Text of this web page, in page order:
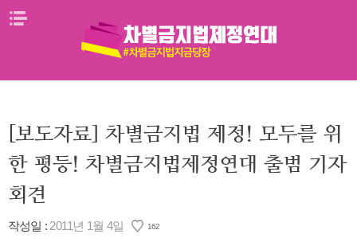
Skip
[보도자료] 차별금지법 제정! 모두를 위
한 평등! 차별금지법제정연대 출범 기자
회견
작성일 : 2011년 1월 4일 162